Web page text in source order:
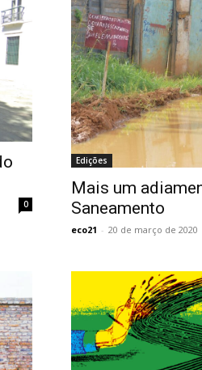
0
Edições
Mais um
Saneamento
eco21 - 20 de março de 2020